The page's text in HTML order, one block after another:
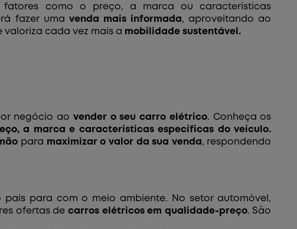
fatores como o preço, a marca ou características
fazer uma venda mais informada, aproveitando ao
cada vez mais a mobilidade sustentável.
negócio ao vender o seu carro elétrico. Conheça os
a marca e características específicas do veículo.
para maximizar o valor da sua venda, respondendo
para com o meio ambiente. No setor automóvel,
ofertas de carros elétricos em qualidade-preço. São